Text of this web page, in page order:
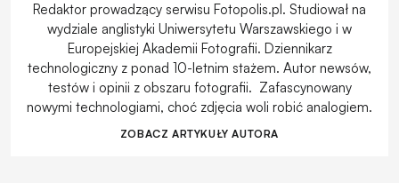
Redaktor prowadzący serwisu Fotopolis.pl. Studiował na
wydziale anglistyki Uniwersytetu Warszawskiego i w
Europejskiej Akademii Fotografii. Dziennikarz
technologiczny z ponad 10-letnim stażem. Autor newsów,
testów i opinii z obszaru fotografii. Zafascynowany
nowymi technologiami, choć zdjęcia woli robić analogiem.
ZOBACZ ARTYKUŁY AUTORA